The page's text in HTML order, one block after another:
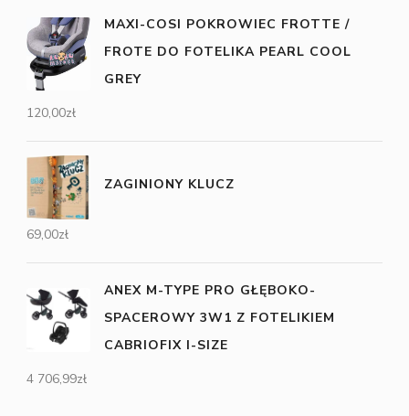
MAXI-COSI POKROWIEC FROTTE /
FROTE DO FOTELIKA PEARL COOL
GREY
120,00zł
ZAGINIONY KLUCZ
69,00zł
ANEX M-TYPE PRO GŁĘBOKO-
SPACEROWY 3W1 Z FOTELIKIEM
CABRIOFIX I-SIZE
4 706,99zł